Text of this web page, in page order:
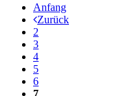
Anfang
Zurück
2
3
4
5
6
7